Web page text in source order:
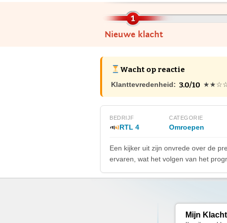
Nieuwe klacht
Wacht op reactie
Klanttevredenheid: 3.0/10
BEDRIJF
RTL 4
CATEGORIE
Omroepen
Een kijker uit zijn onvrede over de
ervaren, wat het volgen van het
Mijn